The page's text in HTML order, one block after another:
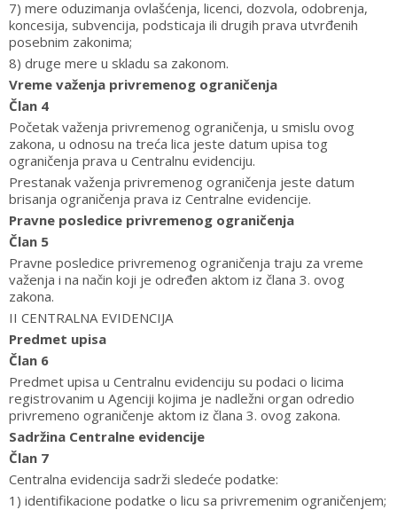
7) mere oduzimanja ovlašćenja, licenci, dozvola, odobrenja,
koncesija, subvencija, podsticaja ili drugih prava utvrđenih
posebnim zakonima;
8) druge mere u skladu sa zakonom.
Vreme važenja privremenog ograničenja
Član 4
Početak važenja privremenog ograničenja, u smislu ovog
zakona, u odnosu na treća lica jeste datum upisa tog
ograničenja prava u Centralnu evidenciju.
Prestanak važenja privremenog ograničenja jeste datum
brisanja ograničenja prava iz Centralne evidencije.
Pravne posledice privremenog ograničenja
Član 5
Pravne posledice privremenog ograničenja traju za vreme
važenja i na način koji je određen aktom iz člana 3. ovog
zakona.
II CENTRALNA EVIDENCIJA
Predmet upisa
Član 6
Predmet upisa u Centralnu evidenciju su podaci o licima
registrovanim u Agenciji kojima je nadležni organ odredio
privremeno ograničenje aktom iz člana 3. ovog zakona.
Sadržina Centralne evidencije
Član 7
Centralna evidencija sadrži sledeće podatke:
1) identifikacione podatke o licu sa privremenim ograničenjem;